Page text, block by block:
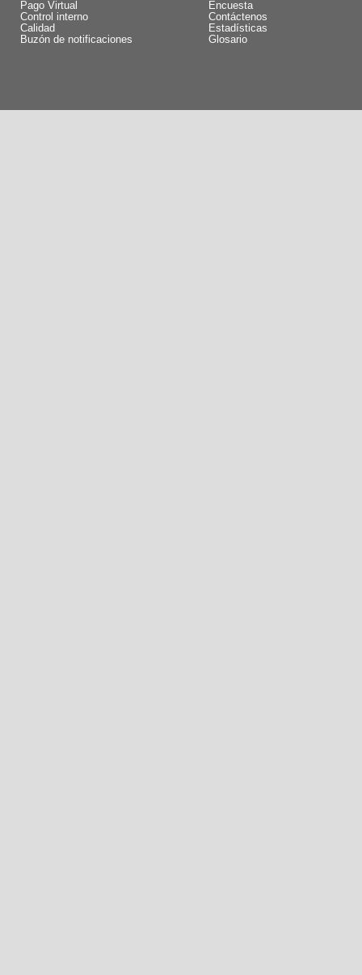
Pago Virtual
Control interno
Calidad
Buzón de notificaciones
Encuesta
Contáctenos
Estadísticas
Glosario